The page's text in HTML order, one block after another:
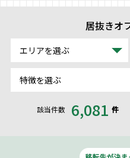
居抜きオ
エリアを選ぶ
特徴を選ぶ
該当件数 6,081 件